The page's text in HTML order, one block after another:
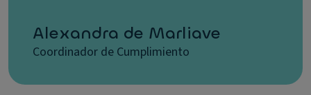
Alexandra de Marliave
Coordinador de Cumplimiento